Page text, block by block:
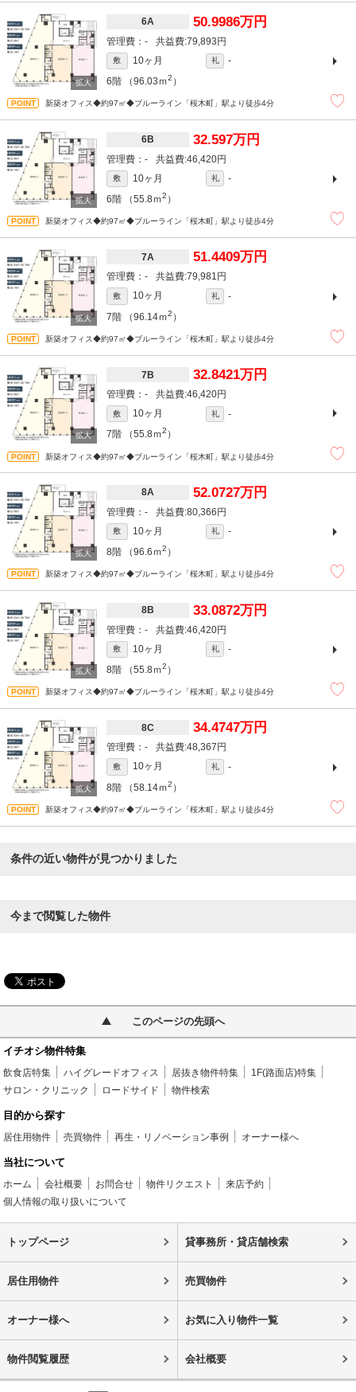
6A 50.9986万円
- 79,893円
敷 10ヶ月 礼
-
6階
（96.03ｍ2 ）
新築オフィス◆約97㎡◆ブルーライン「桜木町」駅より徒歩4分
6B 32.597万円
- 46,420円
敷 10ヶ月 礼
-
6階
（55.8ｍ2 ）
新築オフィス◆約97㎡◆ブルーライン「桜木町」駅より徒歩4分
7A 51.4409万円
- 79,981円
敷 10ヶ月 礼
-
7階
（96.14ｍ2 ）
新築オフィス◆約97㎡◆ブルーライン「桜木町」駅より徒歩4分
7B 32.8421万円
- 46,420円
敷 10ヶ月 礼
-
7階
（55.8ｍ2 ）
新築オフィス◆約97㎡◆ブルーライン「桜木町」駅より徒歩4分
8A 52.0727万円
- 80,366円
敷 10ヶ月 礼
-
8階
（96.6ｍ2 ）
新築オフィス◆約97㎡◆ブルーライン「桜木町」駅より徒歩4分
8B 33.0872万円
- 46,420円
敷 10ヶ月 礼
-
8階
（55.8ｍ2 ）
新築オフィス◆約97㎡◆ブルーライン「桜木町」駅より徒歩4分
8C 34.4747万円
- 48,367円
敷 10ヶ月 礼
-
8階
（58.14ｍ2 ）
新築オフィス◆約97㎡◆ブルーライン「桜木町」駅より徒歩4分
条件の近い物件が見つかりました
今まで閲覧した物件
このページの先頭へ
イチオシ物件特集
飲食店特集 ハイグレードオフィス 居抜き物件特集
1F(路面店)特集
サロン・クリニック
ロードサイド 物件検索
目的から探す
居住用物件 売買物件 再生・リノベーション事例 オーナー様へ
当社について
ホーム 会社概要 お問合せ 物件リクエスト
来店予約
個人情報の取り扱いについて
トップページ 貸事務所・貸店舗検索
居住用物件 売買物件
オーナー様へ お気に入り物件一覧
物件閲覧履歴 会社概要